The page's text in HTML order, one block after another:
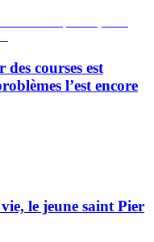
courses est
l’est encore
le jeune saint Pier